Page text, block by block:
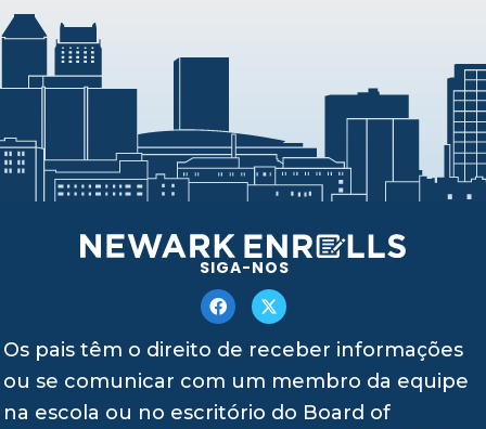
SIGA-NOS
Os pais têm o direito de receber informações
ou se comunicar com um membro da equipe
na escola ou no escritório do Board of